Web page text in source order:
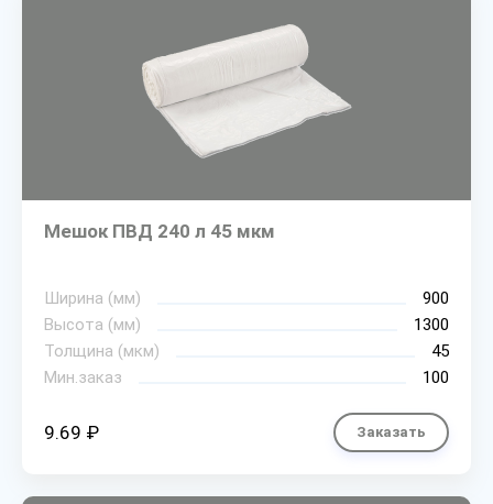
Мешок ПВД 240 л 45 мкм
Ширина (мм)
900
Высота (мм)
1300
Толщина (мкм)
45
Мин.заказ
100
9.69 ₽ Заказать